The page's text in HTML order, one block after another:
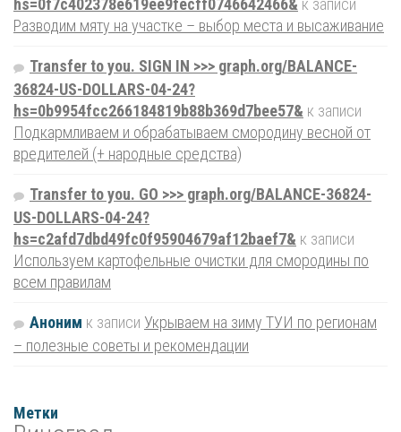
hs=0f7c402378e619ee9fecff0746642466& к записи
Разводим мяту на участке – выбор места и высаживание
Transfer to you. SIGN IN >>> graph.org/BALANCE-
36824-US-DOLLARS-04-24?
hs=0b9954fcc266184819b88b369d7bee57& к записи
Подкармливаем и обрабатываем смородину весной от
вредителей (+ народные средства)
Transfer to you. GO >>> graph.org/BALANCE-36824-
US-DOLLARS-04-24?
hs=c2afd7dbd49fc0f95904679af12baef7& к записи
Используем картофельные очистки для смородины по
всем правилам
Аноним к записи Укрываем на зиму ТУИ по регионам
– полезные советы и рекомендации
Метки